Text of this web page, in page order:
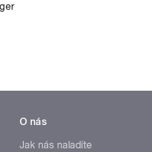
O nás
Jak nás naladíte